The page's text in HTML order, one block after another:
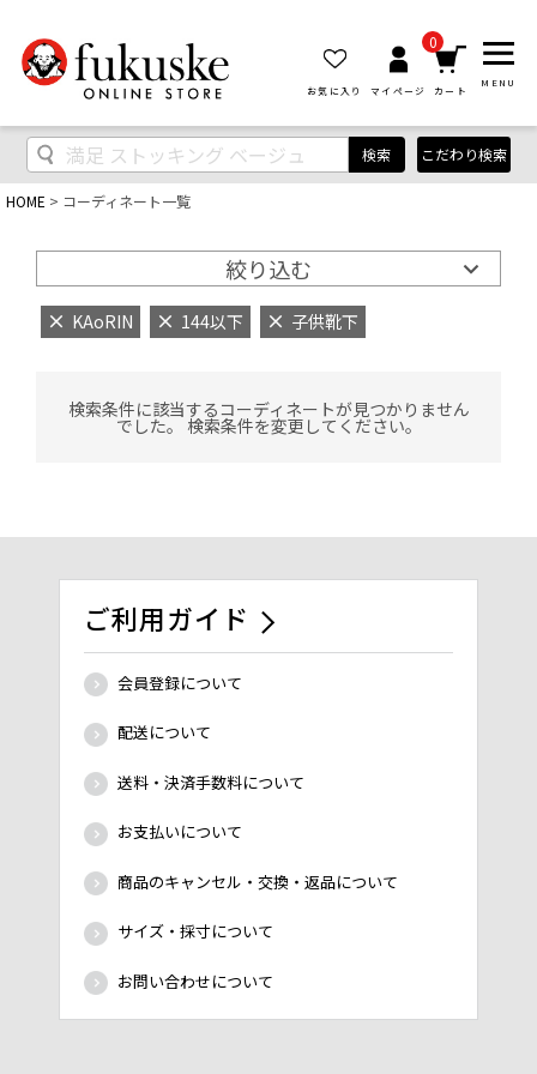
お気に入り マイページ
0
カート
MENU
検索 こだわり検索
HOME コーディネート一覧
絞り込む
KAoRIN 144以下 子供靴下
検索条件に該当するコーディネートが見つかりません
でした。 検索条件を変更してください。
ご利用ガイド
会員登録について
配送について
送料・決済手数料について
お支払いについて
商品のキャンセル・交換・返品について
サイズ・採寸について
お問い合わせについて